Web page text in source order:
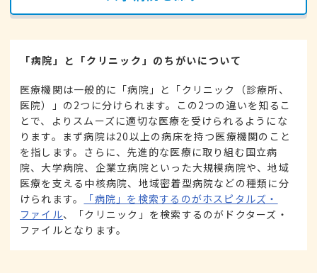
「病院」と「クリニック」のちがいについて
医療機関は一般的に「病院」と「クリニック（診療所、
医院）」の2つに分けられます。この2つの違いを知るこ
とで、よりスムーズに適切な医療を受けられるようにな
ります。まず病院は20以上の病床を持つ医療機関のこと
を指します。さらに、先進的な医療に取り組む国立病
院、大学病院、企業立病院といった大規模病院や、地域
医療を支える中核病院、地域密着型病院などの種類に分
けられます。
「病院」を検索するのがホスピタルズ・
ファイル、「クリニック」を検索するのがドクターズ・
ファイルとなります。